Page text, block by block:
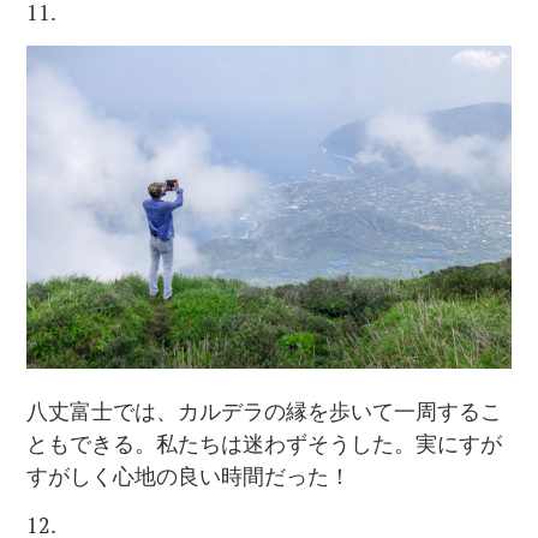
11.
八丈富士では、カルデラの縁を歩いて一周するこ
ともできる。私たちは迷わずそうした。実にすが
すがしく心地の良い時間だった！
12.